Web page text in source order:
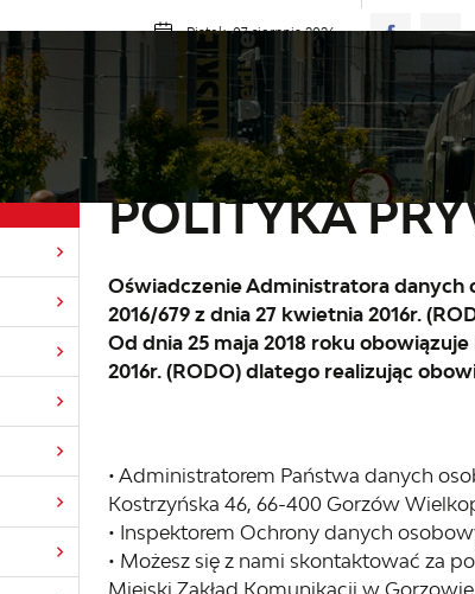
Piątek, 07 sierpnia 2026
Pochmurno
MZK GORZÓW ROZKŁAD JAZDY
Strona główna Polityka prywatności
POLITYKA
Oświadczenie Administratora danych
2016/679 z dnia 27 kwietnia 2016r.
Od dnia 25 maja 2018 roku
2016r. (RODO) dlatego realizując
• Administratorem Państwa danych
Kostrzyńska 46, 66-400 Gorzów
• Inspektorem Ochrony danych
• Możesz się z nami skontaktować za
Miejski Zakład Komunikacji w